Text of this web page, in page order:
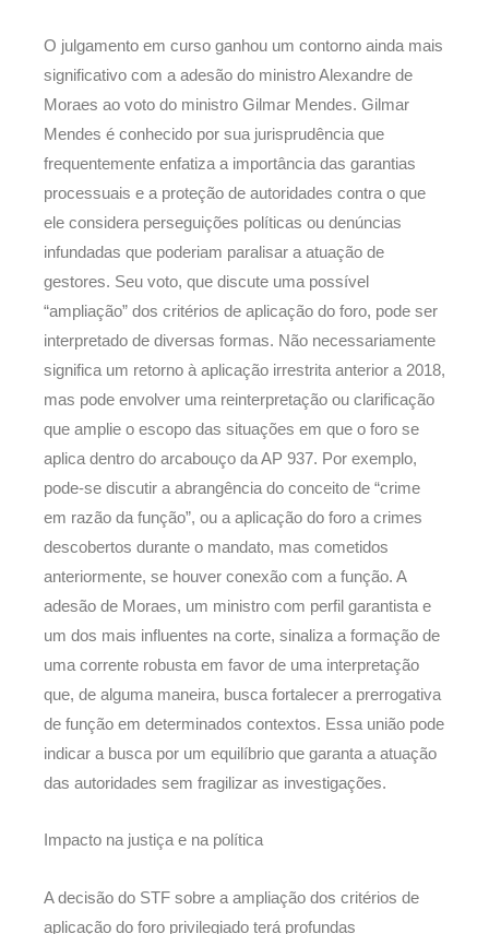
O julgamento em curso ganhou um contorno ainda mais
significativo com a adesão do ministro Alexandre de
Moraes ao voto do ministro Gilmar Mendes. Gilmar
Mendes é conhecido por sua jurisprudência que
frequentemente enfatiza a importância das garantias
processuais e a proteção de autoridades contra o que
ele considera perseguições políticas ou denúncias
infundadas que poderiam paralisar a atuação de
gestores. Seu voto, que discute uma possível
“ampliação” dos critérios de aplicação do foro, pode ser
interpretado de diversas formas. Não necessariamente
significa um retorno à aplicação irrestrita anterior a 2018,
mas pode envolver uma reinterpretação ou clarificação
que amplie o escopo das situações em que o foro se
aplica dentro do arcabouço da AP 937. Por exemplo,
pode-se discutir a abrangência do conceito de “crime
em razão da função”, ou a aplicação do foro a crimes
descobertos durante o mandato, mas cometidos
anteriormente, se houver conexão com a função. A
adesão de Moraes, um ministro com perfil garantista e
um dos mais influentes na corte, sinaliza a formação de
uma corrente robusta em favor de uma interpretação
que, de alguma maneira, busca fortalecer a prerrogativa
de função em determinados contextos. Essa união pode
indicar a busca por um equilíbrio que garanta a atuação
das autoridades sem fragilizar as investigações.
Impacto na justiça e na política
A decisão do STF sobre a ampliação dos critérios de
aplicação do foro privilegiado terá profundas